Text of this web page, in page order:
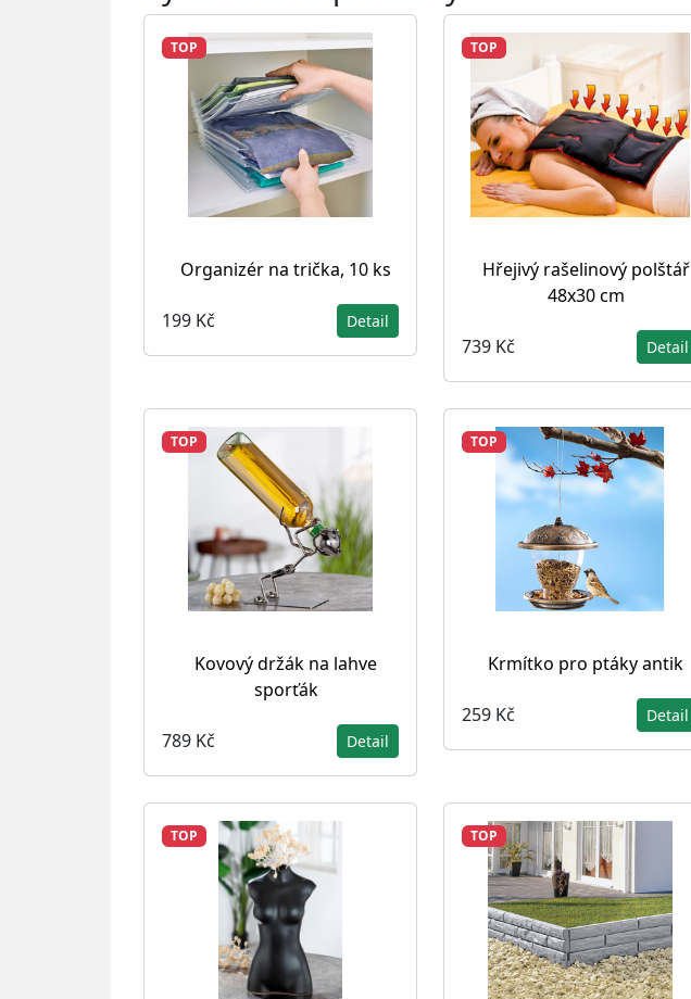
TOP
Organizér na trička, 10 ks
199 Kč Detail
TOP
Hřejivý rašelinový polštář
48x30 cm
739 Kč Detail
TOP
Kovový držák na lahve
sporťák
789 Kč Detail
TOP
Krmítko pro ptáky antik
259 Kč Detail
TOP TOP